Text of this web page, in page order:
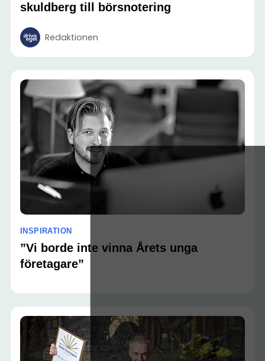
skuldberg till börsnotering
Redaktionen
INSPIRATION
”Vi borde inte vinna Årets unga
företagare”